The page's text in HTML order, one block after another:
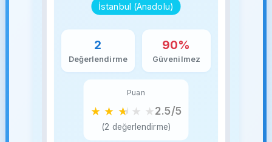
İstanbul (Anadolu)
2
Değerlendirme
90%
Güvenilmez
Puan
★ ★ ★ ★ ★2.5/5
(2 değerlendirme)